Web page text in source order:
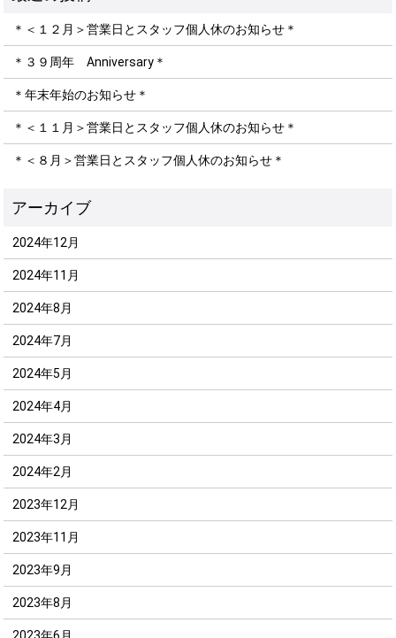
＊＜１２月＞営業日とスタッフ個人休のお知らせ＊
＊３９周年 Anniversary＊
＊年末年始のお知らせ＊
＊＜１１月＞営業日とスタッフ個人休のお知らせ＊
＊＜８月＞営業日とスタッフ個人休のお知らせ＊
2024年12月
2024年11月
2024年8月
2024年7月
2024年5月
2024年4月
2024年3月
2024年2月
2023年12月
2023年11月
2023年9月
2023年8月